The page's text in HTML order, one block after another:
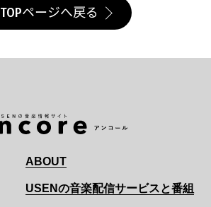
TOPページへ戻る
ABOUT
USENの音楽配信サービスと番組